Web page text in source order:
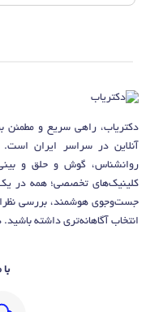
دکتریاب، راهی سریع و مطمئن
آنلاین در سراسر ایران
روانشناس، گوش و حلق و بینی
کلینیک‌های تخصصی؛ همه در یک
جست‌وجوی هوشمند، بررسی
انتخاب آگاهانه‌تری داشته